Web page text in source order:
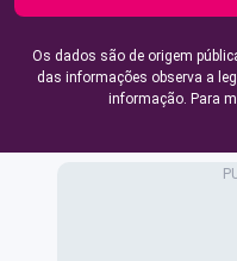
Os dados são de origem
das informações observa a
informação. Para